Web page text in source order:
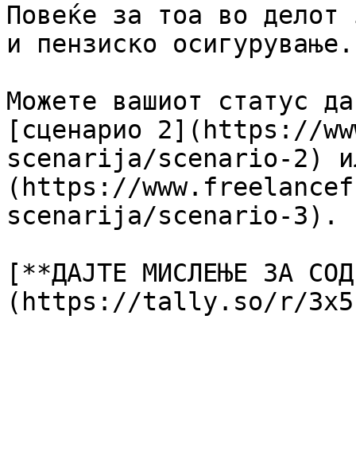
Повеќе за тоа во делот
и пензиско осигурување.
Можете вашиот статус
[сценарио 2](https://
scenarija/scenario-2)
(https://
scenarija/scenario-3).
[**ДАЈТЕ МИСЛЕЊЕ ЗА